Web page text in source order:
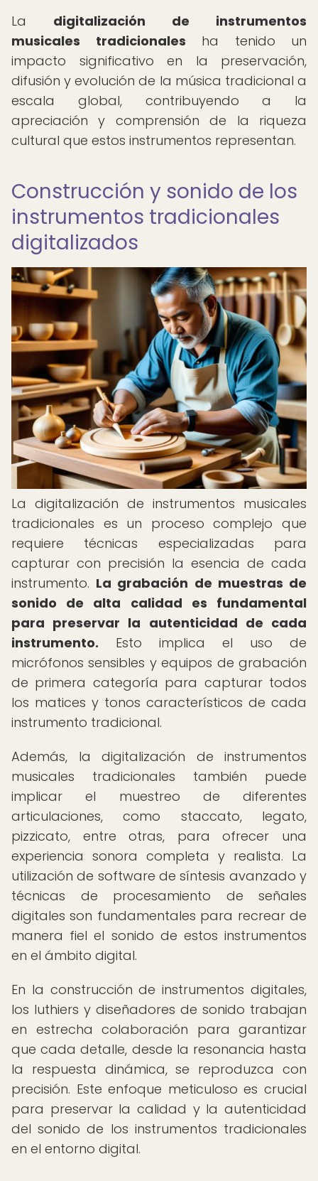
La digitalización de instrumentos
musicales tradicionales ha tenido un
impacto significativo en la preservación,
difusión y evolución de la música tradicional a
escala global, contribuyendo a la
apreciación y comprensión de la riqueza
cultural que estos instrumentos representan.
Construcción y sonido de los
instrumentos tradicionales
digitalizados
La digitalización de instrumentos musicales
tradicionales es un proceso complejo que
requiere técnicas especializadas para
capturar con precisión la esencia de cada
instrumento. La grabación de muestras de
sonido de alta calidad es fundamental
para preservar la autenticidad de cada
instrumento. Esto implica el uso de
micrófonos sensibles y equipos de grabación
de primera categoría para capturar todos
los matices y tonos característicos de cada
instrumento tradicional.
Además, la digitalización de instrumentos
musicales tradicionales también puede
implicar el muestreo de diferentes
articulaciones, como staccato, legato,
pizzicato, entre otras, para ofrecer una
experiencia sonora completa y realista. La
utilización de software de síntesis avanzado y
técnicas de procesamiento de señales
digitales son fundamentales para recrear de
manera fiel el sonido de estos instrumentos
en el ámbito digital.
En la construcción de instrumentos digitales,
los luthiers y diseñadores de sonido trabajan
en estrecha colaboración para garantizar
que cada detalle, desde la resonancia hasta
la respuesta dinámica, se reproduzca con
precisión. Este enfoque meticuloso es crucial
para preservar la calidad y la autenticidad
del sonido de los instrumentos tradicionales
en el entorno digital.